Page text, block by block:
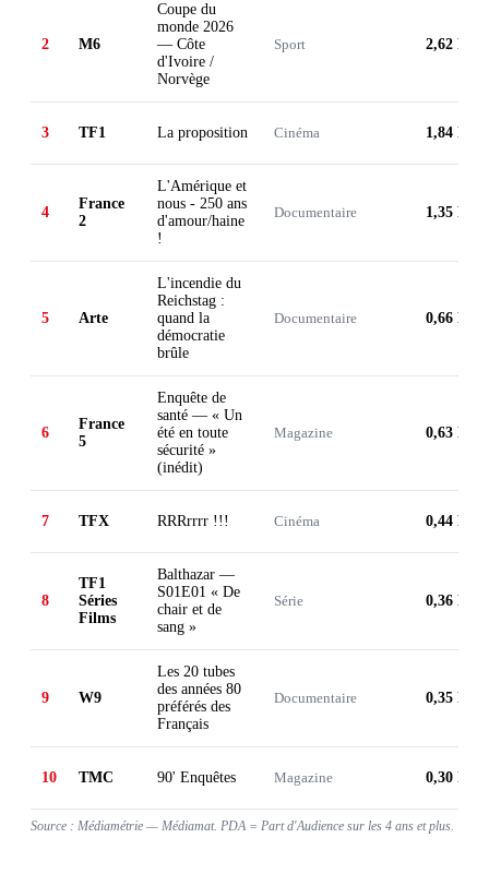
2 M6
Coupe du
monde 2026
— Côte
d'Ivoire /
Norvège
Sport 2,62 M
3 TF1 La proposition Cinéma 1,84 M
4
France
2
L'Amérique et
nous - 250 ans
d'amour/haine
!
Documentaire 1,35 M
5 Arte
L'incendie du
Reichstag :
quand la
démocratie
brûle
Documentaire 0,66 M
6
France
5
Enquête de
santé — « Un
été en toute
sécurité »
(inédit)
Magazine 0,63 M
7 TFX RRRrrrr !!! Cinéma 0,44 M
8
TF1
Séries
Films
Balthazar —
S01E01 « De
chair et de
sang »
Série 0,36 M
9 W9
Les 20 tubes
des années 80
préférés des
Français
Documentaire 0,35 M
10 TMC 90' Enquêtes Magazine 0,30 M
Source : Médiamétrie — Médiamat. PDA = Part d'Audience sur les 4 ans et plus.